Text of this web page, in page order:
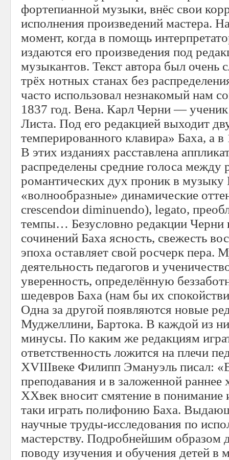
фортепианной музыки, внёс свои
исполнения произведений мастера.
момент, когда в помощь
издаются его произведения под
музыкантов. Текст автора был очень
трёх нотных станах без
часто использовал незнакомый нам
1837 год. Вена. Карл Черни — ученик
Листа. Под его редакцией выходит
темперированного клавира» Баха, а
В этих изданиях расставлена
распределены средние голоса между
романтических дух проник в
«волнообразные» динамические
crescendoи diminuendo), legato,
темпы… Безусловно редакции Черни
сочинений Баха ясность, свежесть
эпоха оставляет свой росчерк пера.
деятельность педагогов и
уверенность, определённую
шедевров Баха (нам бы их
Одна за другой появляются новые
Муджеллини, Бартока. В каждой из
минусы. По каким же редакциям
ответственность ложится на плечи
XVIIIвеке Филипп Эмануэль писал:
преподавания и в заложенной
XXвек вносит смятение в
таки играть полифонию Баха.
научные труды-исследования по
мастерству. Подробнейшим образом
поводу изучения и обучения детей в